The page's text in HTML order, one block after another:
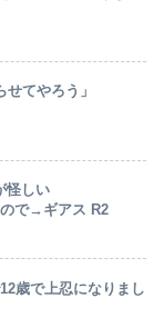
てやろう」
怪しい
で→ギアス R2
歳で上忍になりまし